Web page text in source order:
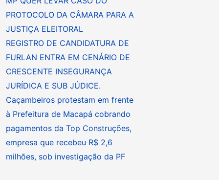
PROTOCOLO DA CÂMARA PARA A
JUSTIÇA ELEITORAL
REGISTRO DE CANDIDATURA DE
FURLAN ENTRA EM CENÁRIO DE
CRESCENTE INSEGURANÇA
JURÍDICA E SUB JÚDICE.
Caçambeiros protestam em frente
à Prefeitura de Macapá cobrando
pagamentos da Top Construções,
empresa que recebeu R$ 2,6
milhões, sob investigação da PF